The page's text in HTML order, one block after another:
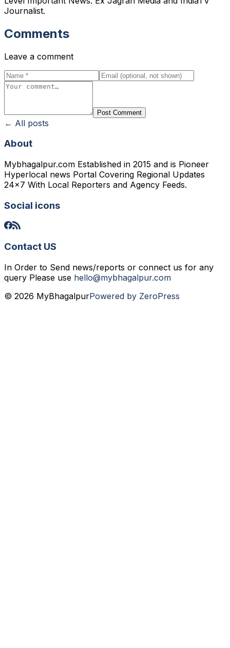
Journalist.
Comments
Leave a comment
Post Comment
← All posts
About
Mybhagalpur.com Established in 2015 and is Pioneer
Hyperlocal news Portal Covering Regional Updates
24x7 With Local Reporters and Agency Feeds.
Social icons
Contact US
In Order to Send news/reports or connect us for any
query Please use hello@mybhagalpur.com
© 2026 MyBhagalpurPowered by ZeroPress